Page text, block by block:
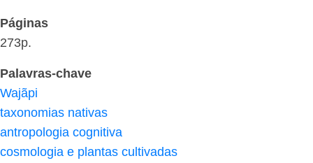
Páginas
273p.
Palavras-chave
Wajãpi
taxonomias nativas
antropologia cognitiva
cosmologia e plantas cultivadas